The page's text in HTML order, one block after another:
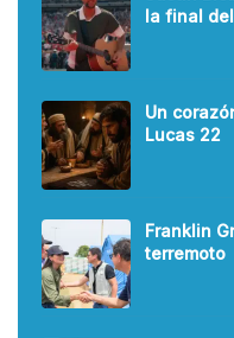
la final
Un
Lucas 22
Franklin
terremoto